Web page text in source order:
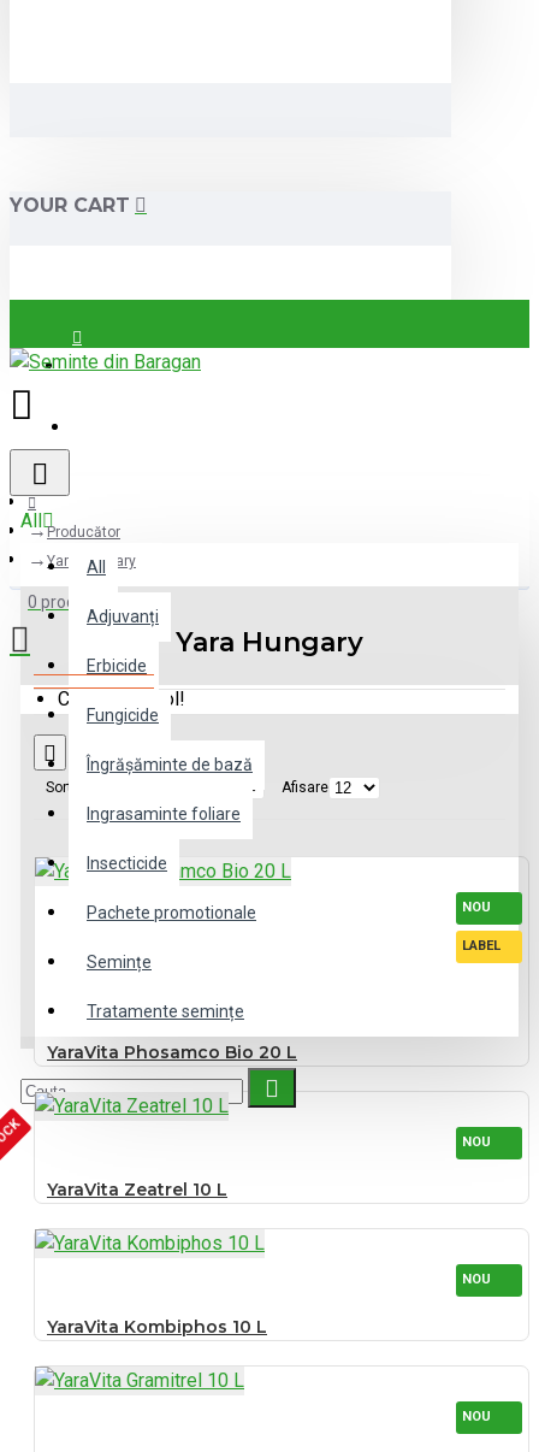
YOUR CART
Login
All
All
Adjuvanți
Erbicide
Fungicide
Îngrășăminte de bază
Ingrasaminte foliare
Insecticide
Pachete promotionale
Semințe
Tratamente semințe
0 produs(e) - 0 lei
Coșul este gol!
Producător
Yara Hungary
Yara Hungary
Sortare Afisare
NOU
LABEL
YaraVita Phosamco Bio 20 L
NOU
YaraVita Zeatrel 10 L
NOU
YaraVita Kombiphos 10 L
NOU